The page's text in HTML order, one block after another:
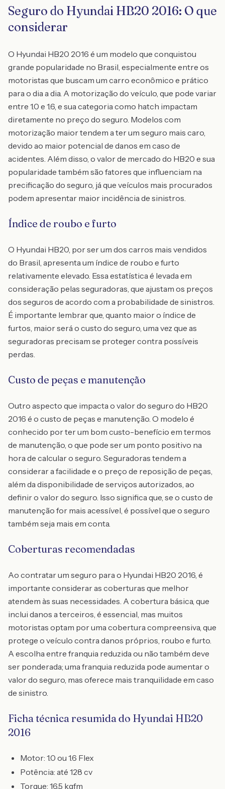
Seguro do Hyundai HB20 2016: O que
considerar
O Hyundai HB20 2016 é um modelo que conquistou
grande popularidade no Brasil, especialmente entre os
motoristas que buscam um carro econômico e prático
para o dia a dia. A motorização do veículo, que pode variar
entre 1.0 e 1.6, e sua categoria como hatch impactam
diretamente no preço do seguro. Modelos com
motorização maior tendem a ter um seguro mais caro,
devido ao maior potencial de danos em caso de
acidentes. Além disso, o valor de mercado do HB20 e sua
popularidade também são fatores que influenciam na
precificação do seguro, já que veículos mais procurados
podem apresentar maior incidência de sinistros.
Índice de roubo e furto
O Hyundai HB20, por ser um dos carros mais vendidos
do Brasil, apresenta um índice de roubo e furto
relativamente elevado. Essa estatística é levada em
consideração pelas seguradoras, que ajustam os preços
dos seguros de acordo com a probabilidade de sinistros.
É importante lembrar que, quanto maior o índice de
furtos, maior será o custo do seguro, uma vez que as
seguradoras precisam se proteger contra possíveis
perdas.
Custo de peças e manutenção
Outro aspecto que impacta o valor do seguro do HB20
2016 é o custo de peças e manutenção. O modelo é
conhecido por ter um bom custo-benefício em termos
de manutenção, o que pode ser um ponto positivo na
hora de calcular o seguro. Seguradoras tendem a
considerar a facilidade e o preço de reposição de peças,
além da disponibilidade de serviços autorizados, ao
definir o valor do seguro. Isso significa que, se o custo de
manutenção for mais acessível, é possível que o seguro
também seja mais em conta.
Coberturas recomendadas
Ao contratar um seguro para o Hyundai HB20 2016, é
importante considerar as coberturas que melhor
atendem às suas necessidades. A cobertura básica, que
inclui danos a terceiros, é essencial, mas muitos
motoristas optam por uma cobertura compreensiva, que
protege o veículo contra danos próprios, roubo e furto.
A escolha entre franquia reduzida ou não também deve
ser ponderada; uma franquia reduzida pode aumentar o
valor do seguro, mas oferece mais tranquilidade em caso
de sinistro.
Ficha técnica resumida do Hyundai HB20
2016
Motor: 1.0 ou 1.6 Flex
Potência: até 128 cv
Torque: 16,5 kgfm